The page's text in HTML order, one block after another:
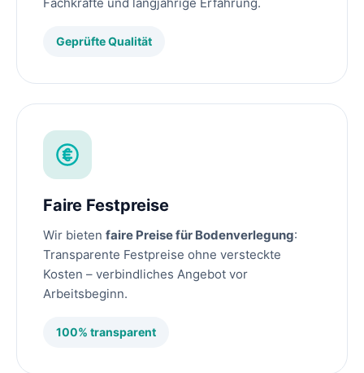
Geprüfte Qualität
Faire Festpreise
Wir bieten faire Preise für Bodenverlegung:
Transparente Festpreise ohne versteckte
Kosten – verbindliches Angebot vor
Arbeitsbeginn.
100% transparent